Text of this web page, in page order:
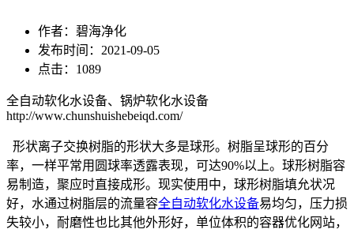
作者：碧海净化
发布时间：2021-09-05
点击：1089
全自动软化水设备、锅炉软化水设备
http://www.chunshuishebeiqd.com/
形状离子交换树脂的形状大多是球形。树脂呈球形的百分
率，一样平常用圆球率透露表现，可达90%以上。球形树脂容
易制造，聚应时直接成形。现实使用中，球形树脂填允状况
好，水通过树脂层的流量容全自动软化水设备易均匀，压力损
失较小，耐磨性也比其他外形好，单位体积的容器优化网站，